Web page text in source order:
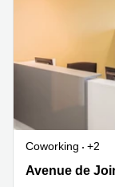
Coworking
+2
5 Avenue de
Avenue de